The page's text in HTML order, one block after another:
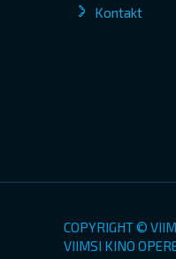
Kontakt
COPYRIGHT ©
VIIMSI KINO